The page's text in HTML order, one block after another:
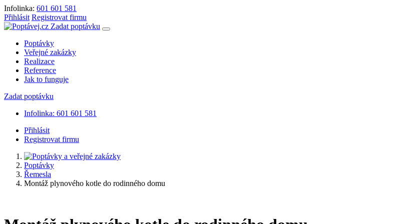
Infolinka: 601 601 581
Přihlásit Registrovat firmu
Zadat poptávku
Poptávky
Veřejné zakázky
Realizace
Reference
Jak to funguje
Zadat poptávku
Infolinka: 601 601 581
Přihlásit
Registrovat firmu
Poptávky
Řemesla
Montáž plynového kotle do rodinného domu